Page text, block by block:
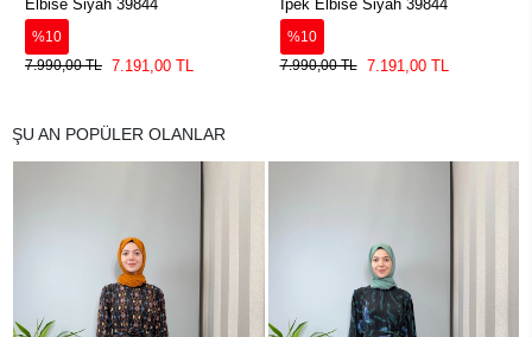
Elbise Siyah 39844
%10
7.990,00 TL 7.191,00 TL
İpek Elbise Siyah 39844
%10
7.990,00 TL
7.191,00 TL
ŞU AN POPÜLER OLANLAR